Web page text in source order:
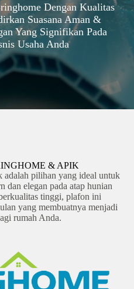
Dengan Kualitas
Suasana Aman &
Yang Signifikan Pada
Usaha Anda
& APIK
pilihan yang ideal untuk
dan elegan pada atap hunian
tinggi, plafon ini
yang membuatnya menjadi
rumah Anda.